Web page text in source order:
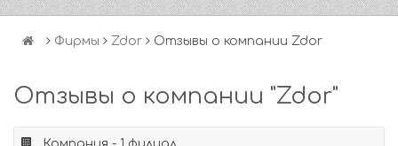
Фирмы Zdor Отзывы о компании Zdor
Отзывы о компании "Zdor"